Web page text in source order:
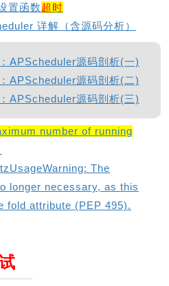
置函数超时
详解（含源码分析）
APScheduler源码剖析(一)
APScheduler源码剖析(二)
APScheduler源码剖析(三)
number of running
The
longer necessary, as this
fold attribute (PEP 495).